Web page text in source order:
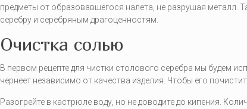
предметы от образовавшегося налета, не разрушая
серебру и серебряным драгоценностям.
Очистка солью
В первом рецепте для чистки столового серебра мы будем
чернеет независимо от качества изделия. Чтобы его
Разогрейте в кастрюле воду, но не доводите до кипения.